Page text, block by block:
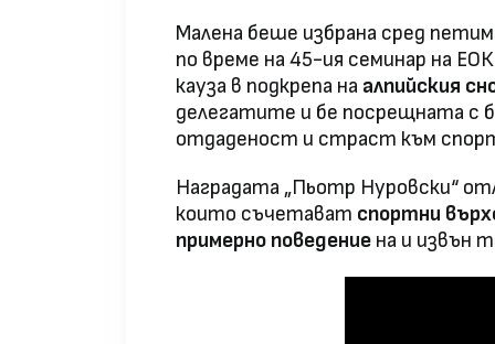
Малена беше избрана сред
по време на 45-ия семинар на
кауза в подкрепа на алпийския
делегатите и бе посрещната с
отдаденост и страст към
Наградата „Пьотр Нуровски“
които съчетават спортни
примерно поведение на и извън